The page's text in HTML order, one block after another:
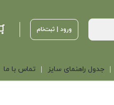
ورود | ثبت‌نام
جدول راهنمای سایز تماس با ما